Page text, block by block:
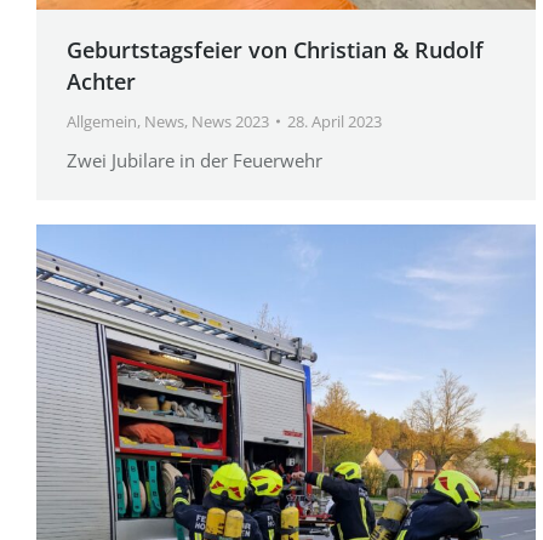
Geburtstagsfeier von Christian & Rudolf
Achter
Allgemein, News, News 2023 28. April 2023
Zwei Jubilare in der Feuerwehr